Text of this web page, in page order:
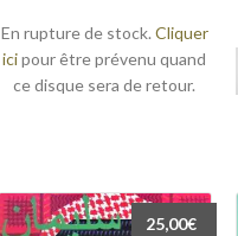
En rupture de stock. Cliquer
icipour être prévenu quand
ce disque sera de retour.
25,00€